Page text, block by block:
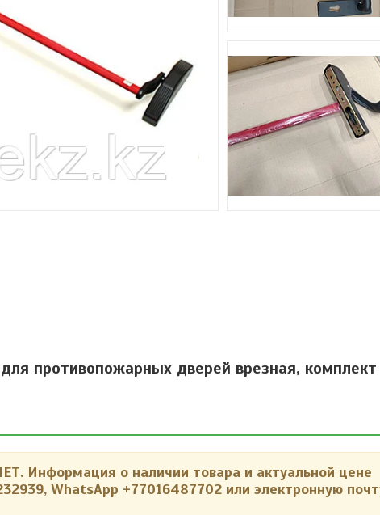
противопожарных дверей врезная, комплект
Информация о наличии товара и актуальной цене
WhatsApp +77016487702 или электронную